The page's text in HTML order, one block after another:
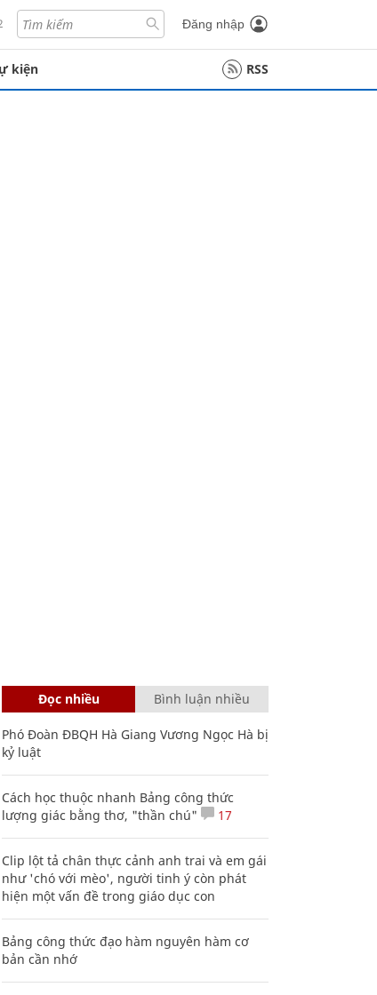
Đăng nhập
kiện RSS
Đọc nhiều Bình luận nhiều
Phó Đoàn ĐBQH Hà Giang Vương Ngọc Hà bị
kỷ luật
Cách học thuộc nhanh Bảng công thức
lượng giác bằng thơ, "thần chú"
17
Clip lột tả chân thực cảnh anh trai và em gái
như 'chó với mèo', người tinh ý còn phát
hiện một vấn đề trong giáo dục con
Bảng công thức đạo hàm nguyên hàm cơ
bản cần nhớ